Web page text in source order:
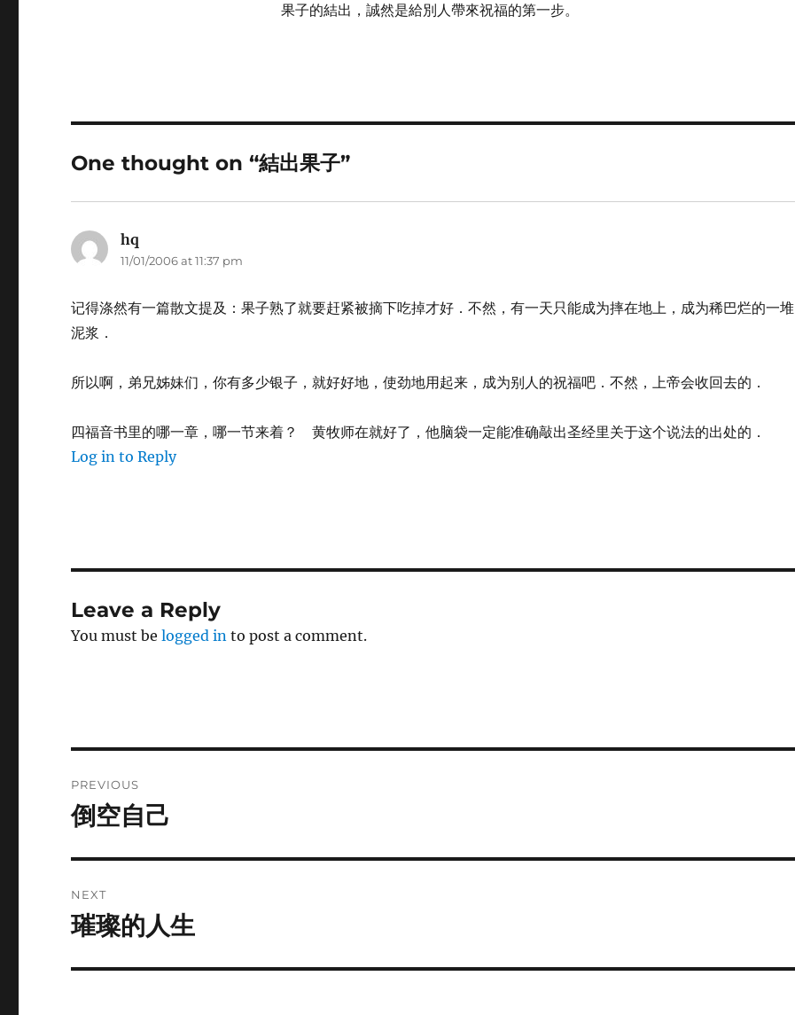
果子的結出，誠然是給別人帶來祝福的第一步。
One thought on “結出果子”
hq
11/01/2006 at 11:37 pm
记得涤然有一篇散文提及：果子熟了就要赶紧被摘下吃掉才好．不然，有一天只能成为摔在地上，成为稀巴烂的一堆
泥浆．
所以啊，弟兄姊妹们，你有多少银子，就好好地，使劲地用起来，成为别人的祝福吧．不然，上帝会收回去的．
四福音书里的哪一章，哪一节来着？ 黄牧师在就好了，他脑袋一定能准确敲出圣经里关于这个说法的出处的．
Log in to Reply
Leave a Reply
You must belogged in to post a comment.
navigation
PREVIOUS
Previous
倒空自己
NEXT
Next
璀璨的人生